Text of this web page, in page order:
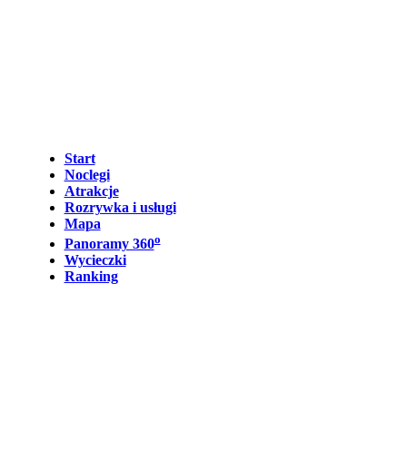
Start
Noclegi
Atrakcje
Rozrywka i usługi
Mapa
Panoramy 360o
Wycieczki
Ranking